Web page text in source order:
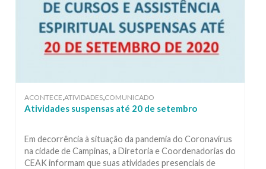
ACONTECE,ATIVIDADES,COMUNICADO
Atividades suspensas até 20 de setembro
Em decorrência à situação da pandemia do Coronavírus
na cidade de Campinas, a Diretoria e Coordenadorias do
CEAK informam que suas atividades presenciais de